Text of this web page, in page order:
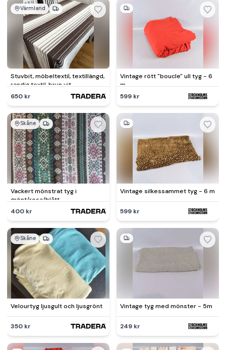
Värmland
Stuvbit, möbeltextil, textillängd,
randig textil, brun vit,
metervara, 130x290cm
650 kr
Vintage rött "boucle" ull tyg - 6
m
599 kr
Skåne
Vackert mönstrat tyg i
grönt/rosa/blått
400 kr
Vintage silkessammet tyg - 6 m
599 kr
Skåne
Velourtyg ljusgult och ljusgrönt
350 kr
Vintage tyg med mönster - 5m
249 kr